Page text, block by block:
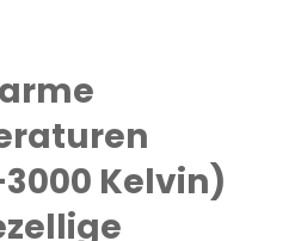
Kelvin)